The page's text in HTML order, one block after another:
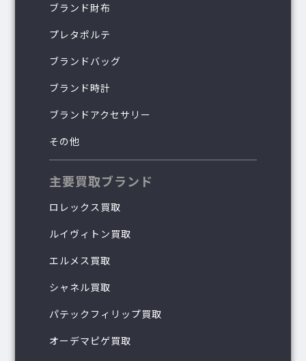
ブランド財布
プレタポルテ
ブランドバッグ
ブランド時計
ブランドアクセサリー
その他
主要買取ブランド
ロレックス買取
ルイヴィトン買取
エルメス買取
シャネル買取
パテックフィリップ買取
オーデマピゲ買取